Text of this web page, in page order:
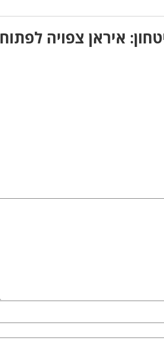
איראן צפויה לפתוח